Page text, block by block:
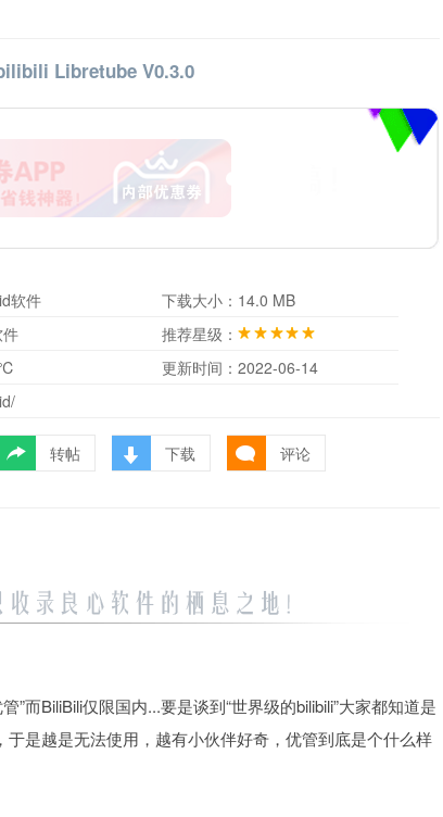
Libretube V0.3.0
软件 下载大小： 14.0 MB
推荐星级：
更新时间： 2022-06-14
转帖 下载 评论
而BiliBili仅限国内...要是谈到“世界级的bilibili”大家都知道是
是越是无法使用，越有小伙伴好奇，优管到底是个什么样